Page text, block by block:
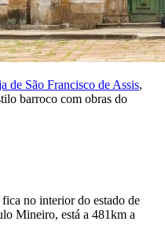
de São Francisco de Assis,
barroco com obras do
no interior do estado de
Mineiro, está a 481km a